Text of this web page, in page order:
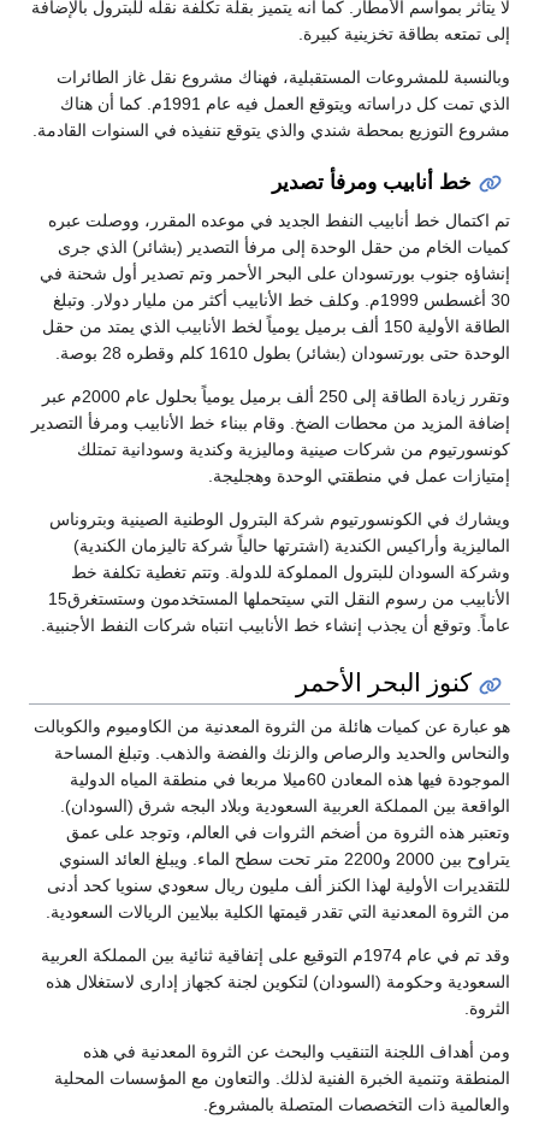
لا يتأثر بمواسم الأمطار. كما أنه يتميز بقلة تكلفة نقله للبترول بالإضافة
إلى تمتعه بطاقة تخزينية كبيرة.
وبالنسبة للمشروعات المستقبلية، فهناك مشروع نقل غاز الطائرات
الذي تمت كل دراساته ويتوقع العمل فيه عام 1991م. كما أن هناك
مشروع التوزيع بمحطة شندي والذي يتوقع تنفيذه في السنوات القادمة.
خط أنابيب ومرفأ تصدير
تم اكتمال خط أنابيب النفط الجديد في موعده المقرر، ووصلت عبره
كميات الخام من حقل الوحدة إلى مرفأ التصدير (بشائر) الذي جرى
إنشاؤه جنوب بورتسودان على البحر الأحمر وتم تصدير أول شحنة في
30 أغسطس 1999م. وكلف خط الأنابيب أكثر من مليار دولار. وتبلغ
الطاقة الأولية 150 ألف برميل يومياً لخط الأنابيب الذي يمتد من حقل
الوحدة حتى بورتسودان (بشائر) بطول 1610 كلم وقطره 28 بوصة.
وتقرر زيادة الطاقة إلى 250 ألف برميل يومياً بحلول عام 2000م عبر
إضافة المزيد من محطات الضخ. وقام ببناء خط الأنابيب ومرفأ التصدير
كونسورتيوم من شركات صينية وماليزية وكندية وسودانية تمتلك
إمتيازات عمل في منطقتي الوحدة وهجليجة.
ويشارك في الكونسورتيوم شركة البترول الوطنية الصينية وبتروناس
الماليزية وأراكيس الكندية (اشترتها حالياً شركة تاليزمان الكندية)
وشركة السودان للبترول المملوكة للدولة. وتتم تغطية تكلفة خط
الأنابيب من رسوم النقل التي سيتحملها المستخدمون وستستغرق15
عاماً. وتوقع أن يجذب إنشاء خط الأنابيب انتباه شركات النفط الأجنبية.
كنوز البحر الأحمر
هو عبارة عن كميات هائلة من الثروة المعدنية من الكاوميوم والكوبالت
والنحاس والحديد والرصاص والزنك والفضة والذهب. وتبلغ المساحة
الموجودة فيها هذه المعادن 60ميلا مربعا في منطقة المياه الدولية
الواقعة بين المملكة العربية السعودية وبلاد البجه شرق (السودان).
وتعتبر هذه الثروة من أضخم الثروات في العالم، وتوجد على عمق
يتراوح بين 2000 و2200 متر تحت سطح الماء. ويبلغ العائد السنوي
للتقديرات الأولية لهذا الكنز ألف مليون ريال سعودي سنويا كحد أدنى
من الثروة المعدنية التي تقدر قيمتها الكلية ببلايين الريالات السعودية.
وقد تم في عام 1974م التوقيع على إتفاقية ثنائية بين المملكة العربية
السعودية وحكومة (السودان) لتكوين لجنة كجهاز إدارى لاستغلال هذه
الثروة.
ومن أهداف اللجنة التنقيب والبحث عن الثروة المعدنية في هذه
المنطقة وتنمية الخبرة الفنية لذلك. والتعاون مع المؤسسات المحلية
والعالمية ذات التخصصات المتصلة بالمشروع.